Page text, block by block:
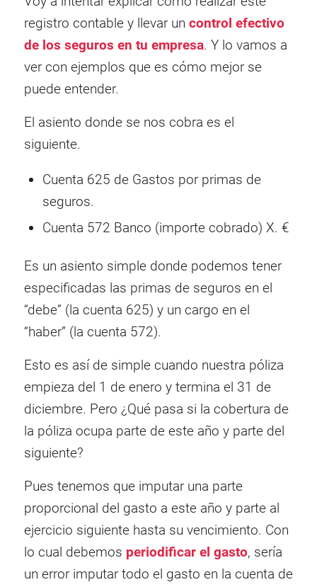
registro contable y llevar un control efectivo
de los seguros en tu empresa. Y lo vamos a
ver con ejemplos que es cómo mejor se
puede entender.
El asiento donde se nos cobra es el
siguiente.
Cuenta 625 de Gastos por primas de
seguros.
Cuenta 572 Banco (importe cobrado) X. €
Es un asiento simple donde podemos tener
especificadas las primas de seguros en el
“debe” (la cuenta 625) y un cargo en el
“haber” (la cuenta 572).
Esto es así de simple cuando nuestra póliza
empieza del 1 de enero y termina el 31 de
diciembre. Pero ¿Qué pasa si la cobertura de
la póliza ocupa parte de este año y parte del
siguiente?
Pues tenemos que imputar una parte
proporcional del gasto a este año y parte al
ejercicio siguiente hasta su vencimiento. Con
lo cual debemos periodificar el gasto, sería
un error imputar todo el gasto en la cuenta de